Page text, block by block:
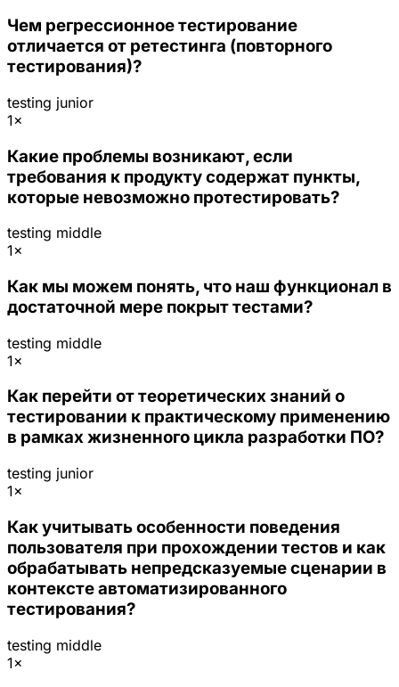
Чем регрессионное тестирование
отличается от ретестинга (повторного
тестирования)?
testing junior
1×
Какие проблемы возникают, если
требования к продукту содержат пункты,
которые невозможно протестировать?
testing middle
1×
Как мы можем понять, что наш функционал в
достаточной мере покрыт тестами?
testing middle
1×
Как перейти от теоретических знаний о
тестировании к практическому применению
в рамках жизненного цикла разработки ПО?
testing junior
1×
Как учитывать особенности поведения
пользователя при прохождении тестов и как
обрабатывать непредсказуемые сценарии в
контексте автоматизированного
тестирования?
testing middle
1×